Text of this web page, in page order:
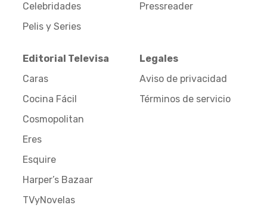
Celebridades
Pelis y Series
Pressreader
Editorial Televisa
Caras
Cocina Fácil
Cosmopolitan
Eres
Esquire
Harper’s Bazaar
TVyNovelas
Legales
Aviso de privacidad
Términos de servicio